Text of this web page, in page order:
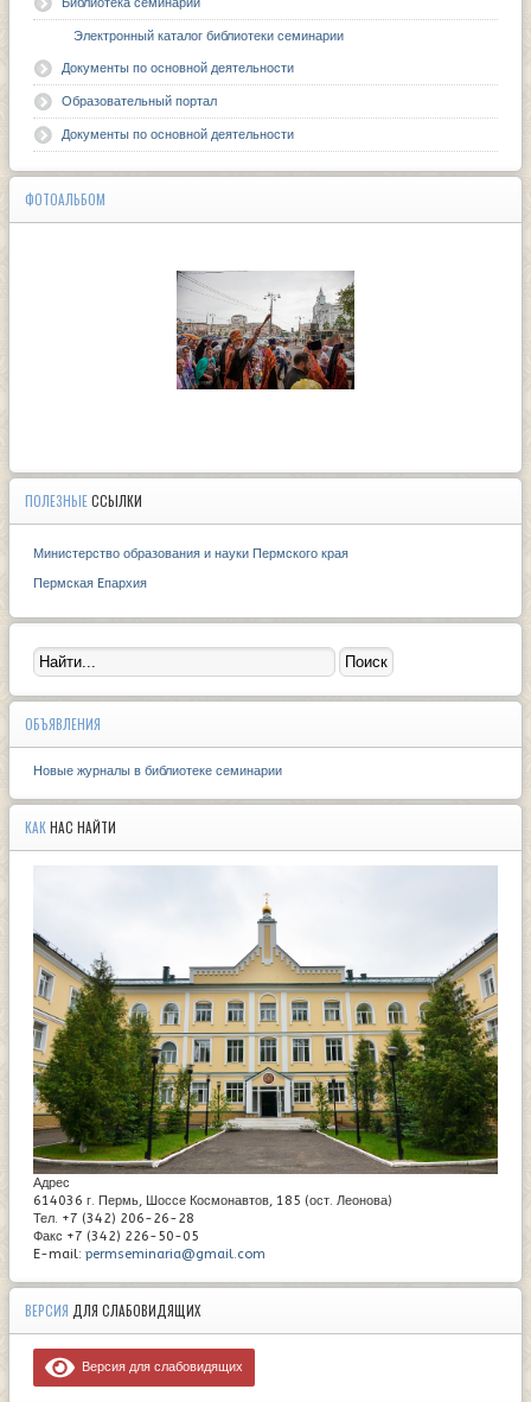
Библиотека семинарии
Электронный каталог библиотеки семинарии
Документы по основной деятельности
Образовательный портал
Документы по основной деятельности
ФОТОАЛЬБОМ
ПОЛЕЗНЫЕССЫЛКИ
Министерство образования и науки Пермского края
Пермская Eпархия
ОБЪЯВЛЕНИЯ
Новые журналы в библиотеке семинарии
КАКНАС НАЙТИ
Адрес
614036 г. Пермь, Шоссе Космонавтов, 185 (ост. Леонова)
Тел. +7 (342) 206-26-28
Факс +7 (342) 226-50-05
E-mail: permseminaria@gmail.com
ВЕРСИЯ ДЛЯ СЛАБОВИДЯЩИХ
Версия для слабовидящих